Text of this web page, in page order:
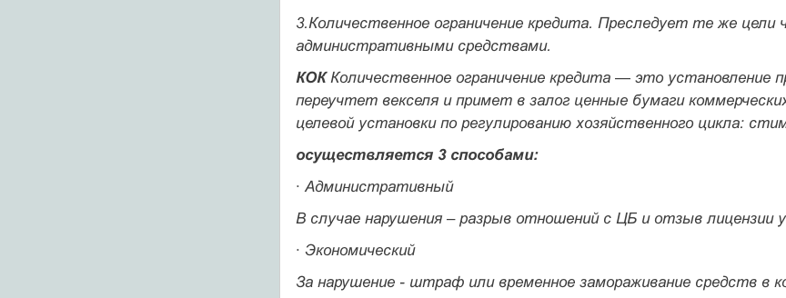
3.Количественное ограничение кредита. Преследует те же цели
административными средствами.
КОККоличественное ограничение кредита — это установление
переучтет векселя и примет в залог ценные бумаги
целевой установки по регули­рованию хозяйственного цикла:
осуществляется 3 способами:
· Административный
В случае нарушения – разрыв отношений с ЦБ и отзыв лицензии у
· Экономический
За нарушение - штраф или временное замораживание средств в